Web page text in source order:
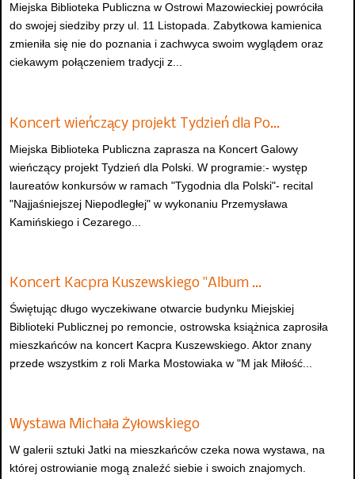
Miejska Biblioteka Publiczna w Ostrowi Mazowieckiej powróciła
do swojej siedziby przy ul. 11 Listopada. Zabytkowa kamienica
zmieniła się nie do poznania i zachwyca swoim wyglądem oraz
ciekawym połączeniem tradycji z...
Koncert wieńczący projekt Tydzień dla Po…
Miejska Biblioteka Publiczna zaprasza na Koncert Galowy
wieńczący projekt Tydzień dla Polski. W programie:- występ
laureatów konkursów w ramach "Tygodnia dla Polski"- recital
"Najjaśniejszej Niepodległej" w wykonaniu Przemysława
Kamińskiego i Cezarego...
Koncert Kacpra Kuszewskiego "Album …
Świętując długo wyczekiwane otwarcie budynku Miejskiej
Biblioteki Publicznej po remoncie, ostrowska książnica zaprosiła
mieszkańców na koncert Kacpra Kuszewskiego. Aktor znany
przede wszystkim z roli Marka Mostowiaka w "M jak Miłość...
Wystawa Michała Żyłowskiego
W galerii sztuki Jatki na mieszkańców czeka nowa wystawa, na
której ostrowianie mogą znaleźć siebie i swoich znajomych.